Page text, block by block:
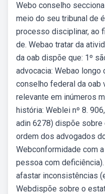
Webo conselho
meio do seu tribunal de
processo disciplinar, ao
de. Webao tratar da
da oab dispõe que: 1º
advocacia: Webao longo
conselho federal da oab
relevante em inúmeros
história: Weblei nº 8.
adin 6278) dispõe sobre
ordem dos advogados
Webconformidade com
pessoa com
afastar inconsistências
Webdispõe sobre o